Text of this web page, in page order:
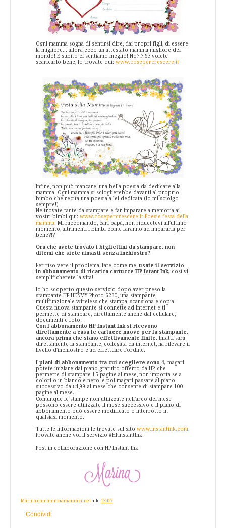
Ogni mamma sogna di sentirsi dire, dai propri figli, di essere
la migliore... allora ecco un attestato mamma migliore del
mondo! E subito ci sentiamo meglio! No?!? Se volete
scaricarlo bene, lo trovate qui: www.cosepercrescere.it
Infine, non può mancare, una bella poesia da dedicare alla
mamma. Ogni mamma si scioglierebbe davanti al proprio
bimbo che recita una poesia a lei dedicata (io mi sciolgo
sempre!)
Ne trovate tante da stampare e far imparare a memoria ai
vostri bimbi qui: www.cosepercrescere.it Poesie festa della
mamma. Mi raccomando, cari papà, non riducetevi all'ultimo
momento, altrimenti i bimbi come faranno ad impararla per
bene?!?
Ora che avete trovato i bigliettini da stampare, non
ditemi che siete rimasti senza inchiostro?
Per risolvere il problema, fate come me, usate il servizio
in abbonamento di ricarica cartucce HP Istant Ink, così vi
semplificherete la vita!
Io ho scoperto questo servizio dopo aver preso la
stampante HP HENVY Photo 6230, una stampante
multifunzionale wireless che stampa, scansiona e copia.
Questa nuova stampante si connette ad internet e ti
permette di stampare, direttamente anche dal cellulare,
documenti e foto!
Con l'abbonamento HP Instant Ink si ricevono
direttamente a casa le cartucce nuove per la stampante,
ancora prima che siano effettivamente finite. Infatti sarà
direttamente la stampante, collegata da internet, ha rilevare il
livello d'inchiostro e ad effettuare l'ordine.
I piani di abbonamento tra cui scegliere sono 4, magari
potete iniziare dal piano gratuito offerto da HP, che
permette di stampare 15 pagine al mese, non importa se a
colori o in bianco e nero, e poi magari passare al piano
successivo da €4,99 al mese che consente di stampare 100
pagine al mese.
Comunque le stampe non utilizzate nell'arco del mese
possono essere utilizzate il mese successivo e il piano di
abbonamento può essere modificato o interrotto in
qualsiasi momento.
Tutte le informazioni le trovate sul sito www.instantink.com.
Provate anche voi il servizio #HPInstantInk
Post in collaborazione con HP Instant Ink
Marina damammaamamma.net alle 13:07
Condividi